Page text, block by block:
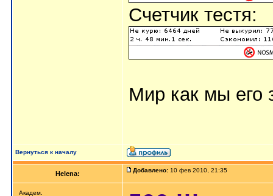
Счетчик тестя:
Мир как мы его
Вернуться к началу
Helena: Добавлено: 10 фев 2010, 21:35
Академ.